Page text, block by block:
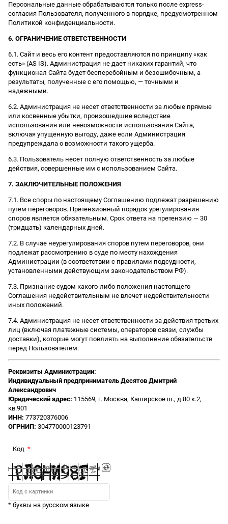
Персональные данные обрабатываются только после express-
согласия Пользователя, полученного в порядке, предусмотренном
Политикой конфиденциальности.
6. ОГРАНИЧЕНИЕ ОТВЕТСТВЕННОСТИ
6.1. Сайт и весь его контент предоставляются по принципу «как
есть» (AS IS). Администрация не дает никаких гарантий, что
функционал Сайта будет бесперебойным и безошибочным, а
результаты, полученные с его помощью, — точными и
надежными.
6.2. Администрация не несет ответственности за любые прямые
или косвенные убытки, произошедшие вследствие
использования или невозможности использования Сайта,
включая упущенную выгоду, даже если Администрация
предупреждала о возможности такого ущерба.
6.3. Пользователь несет полную ответственность за любые
действия, совершенные им с использованием Сайта.
7. ЗАКЛЮЧИТЕЛЬНЫЕ ПОЛОЖЕНИЯ
7.1. Все споры по настоящему Соглашению подлежат разрешению
путем переговоров. Претензионный порядок урегулирования
споров является обязательным. Срок ответа на претензию — 30
(тридцать) календарных дней.
7.2. В случае неурегулирования споров путем переговоров, они
подлежат рассмотрению в суде по месту нахождения
Администрации (в соответствии с правилами подсудности,
установленными действующим законодательством РФ).
7.3. Признание судом какого-либо положения настоящего
Соглашения недействительным не влечет недействительности
иных положений.
7.4. Администрация не несет ответственности за действия третьих
лиц (включая платежные системы, операторов связи, службы
доставки), которые могут повлиять на выполнение обязательств
перед Пользователем.
Реквизиты Администрации:
Индивидуальный предприниматель Десятов Дмитрий
Александрович
Юридический адрес: 115569, г. Москва, Каширское ш., д.80 к.2,
кв.901
ИНН: 773720376006
ОГРНИП: 304770000123791
Код
* буквы на русском языке